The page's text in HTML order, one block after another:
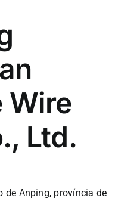
Wire
Ltd.
de Anping, província de